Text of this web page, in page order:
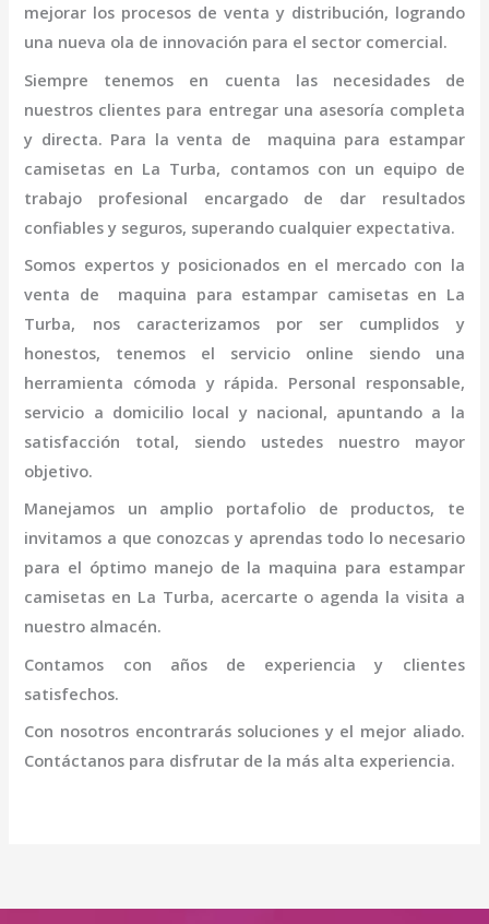
mejorar los procesos de venta y distribución, logrando
una nueva ola de innovación para el sector comercial.
Siempre tenemos en cuenta las necesidades de
nuestros clientes para entregar una asesoría completa
y directa. Para la venta de maquina para estampar
camisetas en La Turba, contamos con un equipo de
trabajo profesional encargado de dar resultados
confiables y seguros, superando cualquier expectativa.
Somos expertos y posicionados en el mercado con la
venta de maquina para estampar camisetas en La
Turba, nos caracterizamos por ser cumplidos y
honestos, tenemos el servicio online siendo una
herramienta cómoda y rápida. Personal responsable,
servicio a domicilio local y nacional, apuntando a la
satisfacción total, siendo ustedes nuestro mayor
objetivo.
Manejamos un amplio portafolio de productos, te
invitamos a que conozcas y aprendas todo lo necesario
para el óptimo manejo de la maquina para estampar
camisetas en La Turba, acercarte o agenda la visita a
nuestro almacén.
Contamos con años de experiencia y clientes
satisfechos.
Con nosotros encontrarás soluciones y el mejor aliado.
Contáctanos para disfrutar de la más alta experiencia.